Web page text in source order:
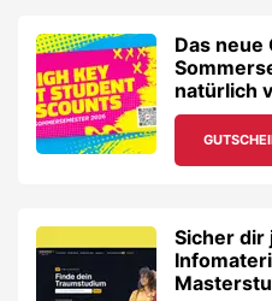
Das neue
natürlich
Sicher dir